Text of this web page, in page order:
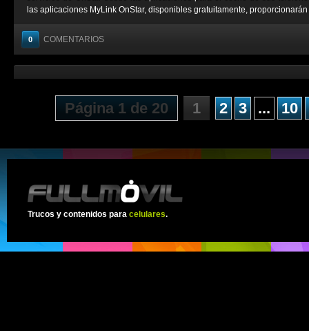
las aplicaciones MyLink OnStar, disponibles gratuitamente, proporcionarán
0 COMENTARIOS
Página 1 de 20 1 2 3 ... 10
Trucos y contenidos para celulares.